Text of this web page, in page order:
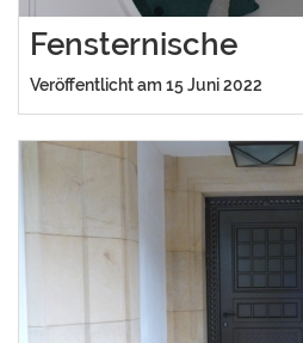
Fensternische
Veröffentlicht am 15 Juni 2022